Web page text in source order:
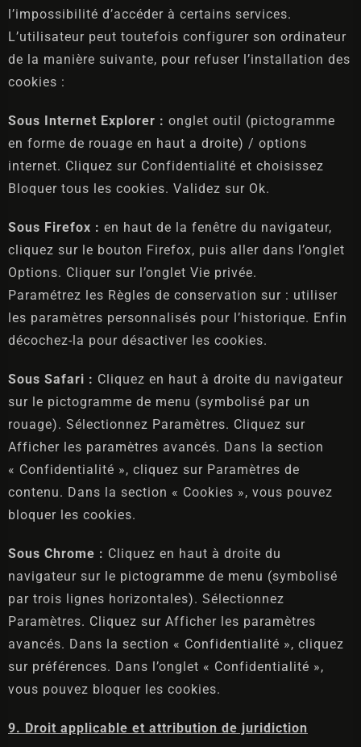
l’impossibilité d’accéder à certains services.
L’utilisateur peut toutefois configurer son ordinateur
de la manière suivante, pour refuser l’installation des
cookies :
Sous Internet Explorer : onglet outil (pictogramme
en forme de rouage en haut a droite) / options
internet. Cliquez sur Confidentialité et choisissez
Bloquer tous les cookies. Validez sur Ok.
Sous Firefox : en haut de la fenêtre du navigateur,
cliquez sur le bouton Firefox, puis aller dans l’onglet
Options. Cliquer sur l’onglet Vie privée.
Paramétrez les Règles de conservation sur : utiliser
les paramètres personnalisés pour l’historique. Enfin
décochez-la pour désactiver les cookies.
Sous Safari : Cliquez en haut à droite du navigateur
sur le pictogramme de menu (symbolisé par un
rouage). Sélectionnez Paramètres. Cliquez sur
Afficher les paramètres avancés. Dans la section
« Confidentialité », cliquez sur Paramètres de
contenu. Dans la section « Cookies », vous pouvez
bloquer les cookies.
Sous Chrome : Cliquez en haut à droite du
navigateur sur le pictogramme de menu (symbolisé
par trois lignes horizontales). Sélectionnez
Paramètres. Cliquez sur Afficher les paramètres
avancés. Dans la section « Confidentialité », cliquez
sur préférences. Dans l’onglet « Confidentialité »,
vous pouvez bloquer les cookies.
9. Droit applicable et attribution de juridiction